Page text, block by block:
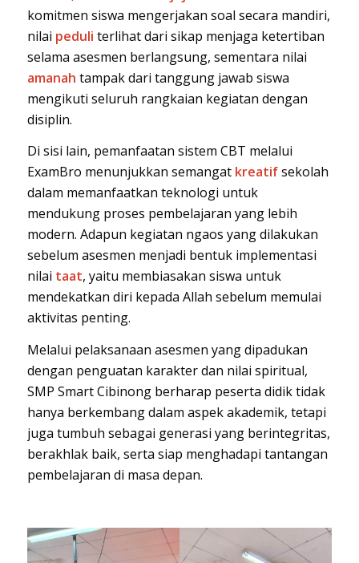
komitmen siswa mengerjakan soal secara mandiri,
nilai peduli terlihat dari sikap menjaga ketertiban
selama asesmen berlangsung, sementara nilai
amanah tampak dari tanggung jawab siswa
mengikuti seluruh rangkaian kegiatan dengan
disiplin.
Di sisi lain, pemanfaatan sistem CBT melalui
ExamBro menunjukkan semangat kreatifsekolah
dalam memanfaatkan teknologi untuk
mendukung proses pembelajaran yang lebih
modern. Adapun kegiatan ngaos yang dilakukan
sebelum asesmen menjadi bentuk implementasi
nilai taat, yaitu membiasakan siswa untuk
mendekatkan diri kepada Allah sebelum memulai
aktivitas penting.
Melalui pelaksanaan asesmen yang dipadukan
dengan penguatan karakter dan nilai spiritual,
SMP Smart Cibinong berharap peserta didik tidak
hanya berkembang dalam aspek akademik, tetapi
juga tumbuh sebagai generasi yang berintegritas,
berakhlak baik, serta siap menghadapi tantangan
pembelajaran di masa depan.